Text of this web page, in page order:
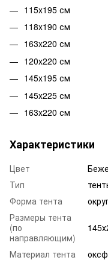
115х195 см
118х190 см
163x220 см
120х220 см
145х195 см
145х225 см
163х220 см
Характеристики
Цвет
Тип
Форма тента
Размеры тента
(по
направляющим)
Материал тента